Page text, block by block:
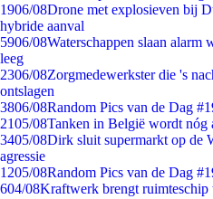
1906/08Drone met explosieven bij
hybride aanval
5906/08Waterschappen slaan alarm
leeg
2306/08Zorgmedewerkster die 's
ontslagen
3806/08Random Pics van de Dag
2105/08Tanken in België wordt nóg
3405/08Dirk sluit supermarkt op de
agressie
1205/08Random Pics van de Dag
604/08Kraftwerk brengt ruimteschip